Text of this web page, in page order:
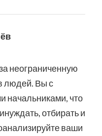
неограниченную
людей. Вы с
начальниками, что
отбирать и
ваши